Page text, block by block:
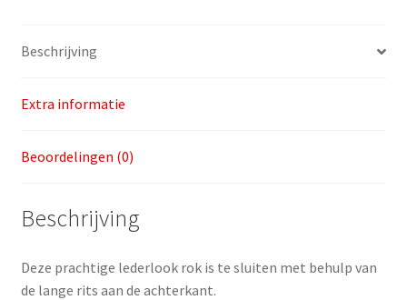
Beschrijving
Extra informatie
Beoordelingen (0)
Beschrijving
Deze prachtige lederlook rok is te sluiten met behulp van
de lange rits aan de achterkant.